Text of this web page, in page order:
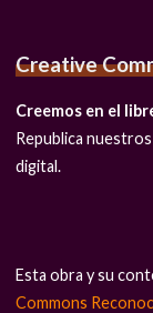
Creative
Creemos en el
Republica
digital.
Esta obra y su
Commons